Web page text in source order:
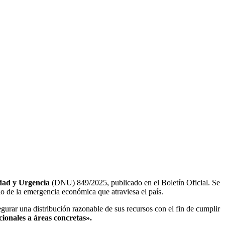
y Urgencia (DNU) 849/2025, publicado en el Boletín Oficial. Se
la emergencia económica que atraviesa el país.
una distribución razonable de sus recursos con el fin de cumplir
a áreas concretas».